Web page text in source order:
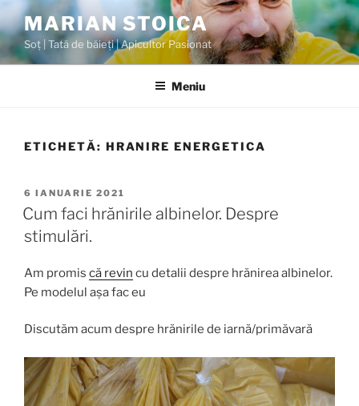
MARIAN STOICA
Soț | Tată de băieți | Apicultor Pasionat
Meniu
ETICHETĂ: HRANIRE ENERGETICA
6 IANUARIE 2021
Cum faci hrănirile albinelor. Despre
stimulări.
Am promis că revin cu detalii despre hrănirea albinelor.
Pe modelul așa fac eu
Discutăm acum despre hrănirile de iarnă/primăvară